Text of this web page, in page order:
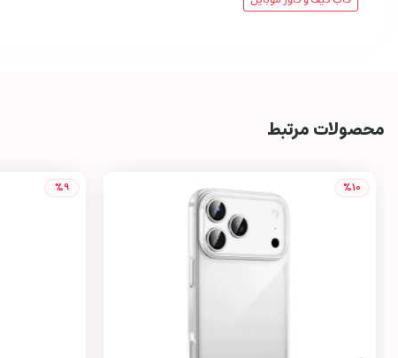
محصولات مرتبط
%10
%9